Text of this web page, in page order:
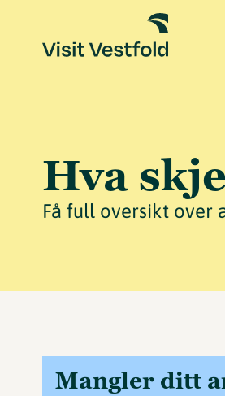
Hva
Få full oversikt over
Mangler ditt